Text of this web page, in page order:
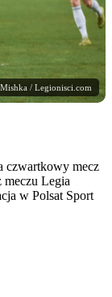
/ Legionisci.com
czwartkowy mecz
meczu Legia
w Polsat Sport